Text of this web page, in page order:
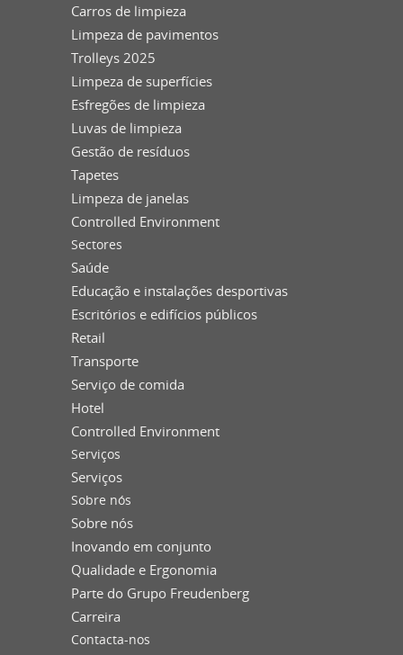
Carros de limpieza
Limpeza de pavimentos
Trolleys 2025
Limpeza de superfícies
Esfregões de limpieza
Luvas de limpieza
Gestão de resíduos
Tapetes
Limpeza de janelas
Controlled Environment
Sectores
Saúde
Educação e instalações desportivas
Escritórios e edifícios públicos
Retail
Transporte
Serviço de comida
Hotel
Controlled Environment
Serviços
Serviços
Sobre nós
Sobre nós
Inovando em conjunto
Qualidade e Ergonomia
Parte do Grupo Freudenberg
Carreira
Contacta-nos